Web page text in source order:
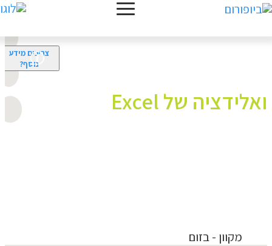
צריכים מידע
נוסף?
ואלידציה של Excel
מקוון - בזום